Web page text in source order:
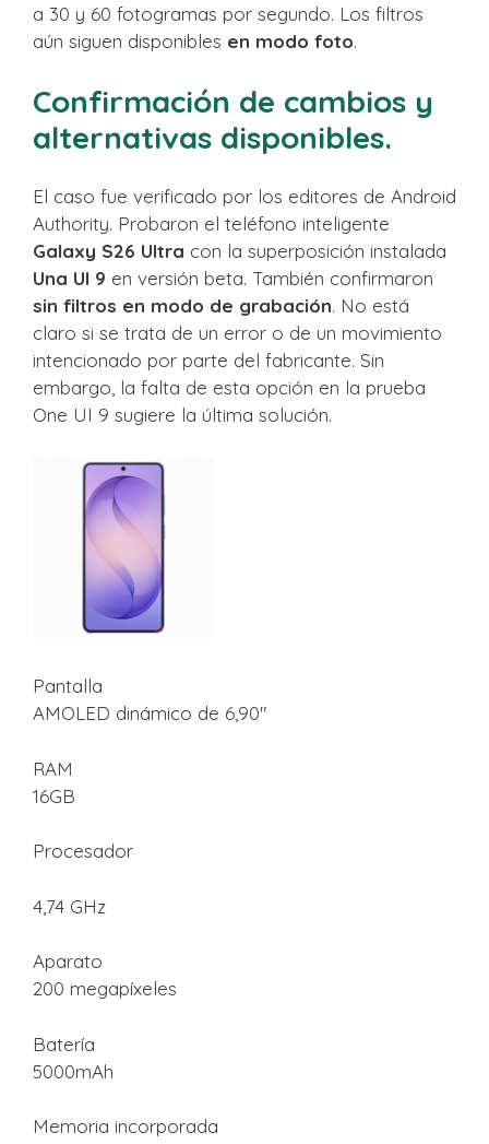
a 30 y 60 fotogramas por segundo. Los filtros
aún siguen disponibles en modo foto.
Confirmación de cambios y
alternativas disponibles.
El caso fue verificado por los editores de Android
Authority. Probaron el teléfono inteligente
Galaxy S26 Ultra con la superposición instalada
Una UI 9 en versión beta. También confirmaron
sin filtros en modo de grabación. No está
claro si se trata de un error o de un movimiento
intencionado por parte del fabricante. Sin
embargo, la falta de esta opción en la prueba
One UI 9 sugiere la última solución.
Pantalla
AMOLED dinámico de 6,90″
RAM
16GB
Procesador
4,74 GHz
Aparato
200 megapíxeles
Batería
5000mAh
Memoria incorporada